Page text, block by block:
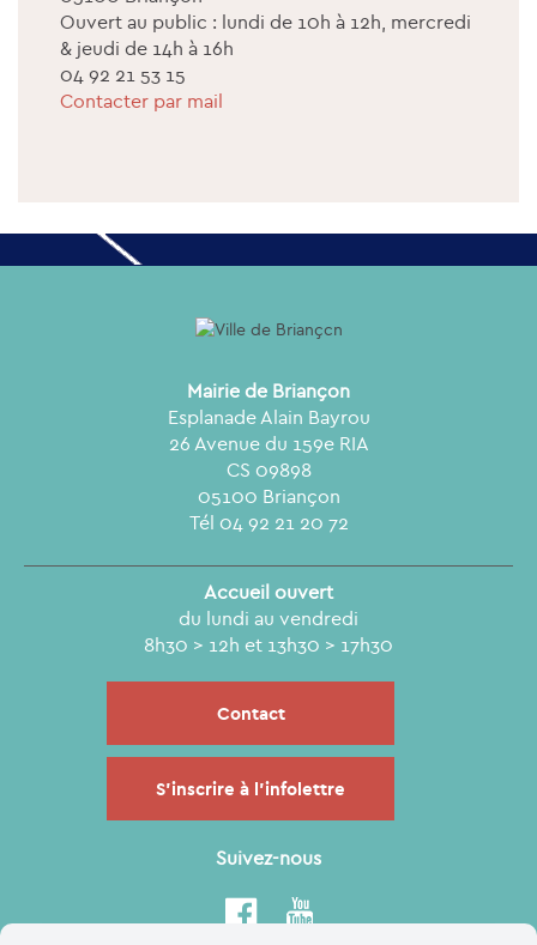
Ouvert au public : lundi de 10h à 12h, mercredi
& jeudi de 14h à 16h
04 92 21 53 15
Contacter par mail
Mairie de Briançon
Esplanade Alain Bayrou
26 Avenue du 159e RIA
CS 09898
05100 Briançon
Tél 04 92 21 20 72
Accueil ouvert
du lundi au vendredi
8h30 > 12h et 13h30 > 17h30
Contact
S'inscrire à l'infolettre
Suivez-nous